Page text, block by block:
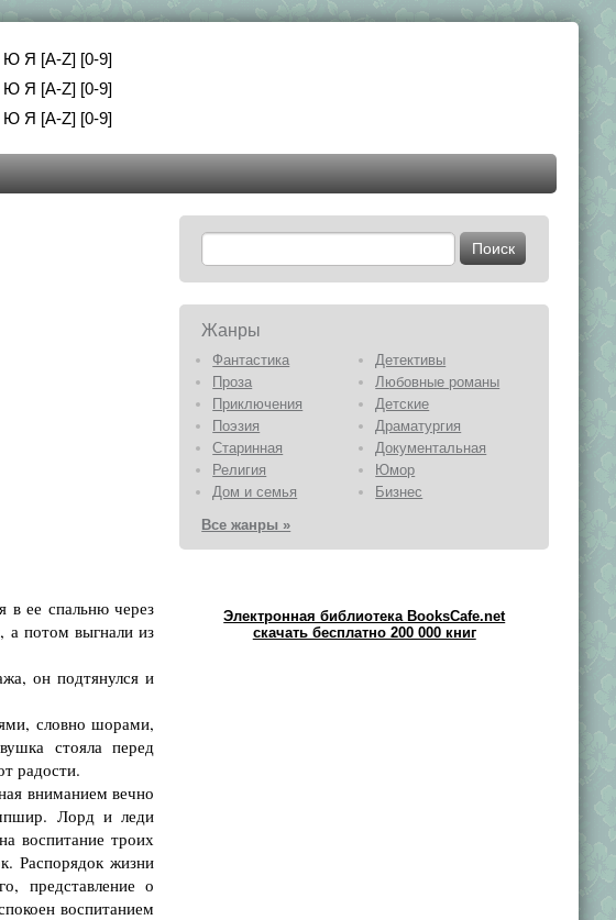
Ю Я [A-Z] [0-9]
Ю Я [A-Z] [0-9]
Ю Я [A-Z] [0-9]
в ее спальню через
а потом выгнали из
он подтянулся и
словно шорами,
стояла перед
радости.
вниманием вечно
Лорд и леди
воспитание троих
Распорядок жизни
представление о
воспитанием
Жанры
Фантастика
Детективы
Проза
Любовные романы
Приключения
Детские
Поэзия
Драматургия
Старинная
Документальная
Религия
Юмор
Дом и семья
Бизнес
Все жанры »
Электронная библиотека BooksCafe.net
скачать бесплатно 200 000 книг